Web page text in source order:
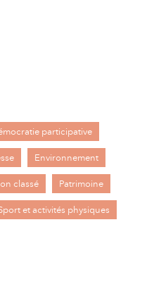
participative
Environnement
classé Patrimoine
et activités physiques